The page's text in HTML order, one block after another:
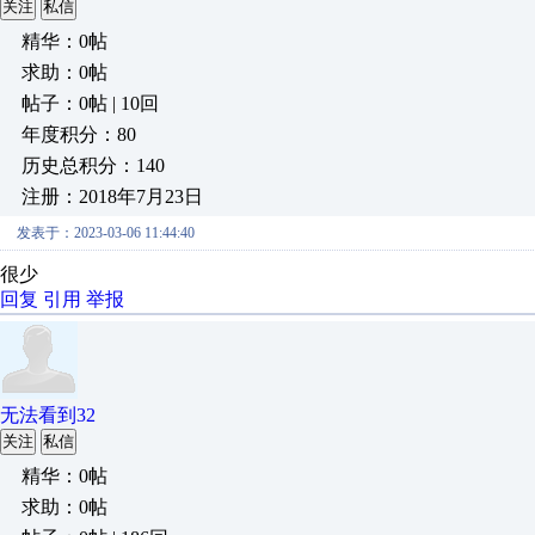
关注 私信
精华：0帖
求助：0帖
帖子：0帖 | 10回
年度积分：80
历史总积分：140
注册：2018年7月23日
发表于：2023-03-06 11:44:40
很少
回复 引用 举报
无法看到32
关注 私信
精华：0帖
求助：0帖